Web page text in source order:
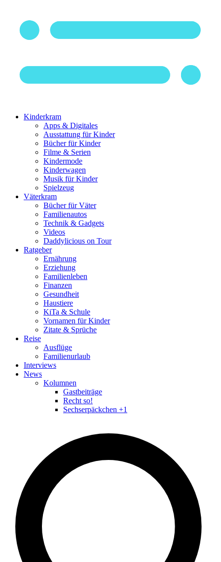
Kinderkram
Apps & Digitales
Ausstattung für Kinder
Bücher für Kinder
Filme & Serien
Kindermode
Kinderwagen
Musik für Kinder
Spielzeug
Väterkram
Bücher für Väter
Familienautos
Technik & Gadgets
Videos
Daddylicious on Tour
Ratgeber
Ernährung
Erziehung
Familienleben
Finanzen
Gesundheit
Haustiere
KiTa & Schule
Vornamen für Kinder
Zitate & Sprüche
Reise
Ausflüge
Familienurlaub
Interviews
News
Kolumnen
Gastbeiträge
Recht so!
Sechserpäckchen +1